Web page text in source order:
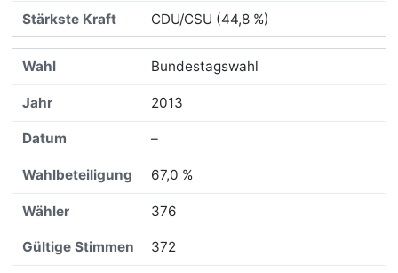
CDU/CSU (44,8 %)
Bundestagswahl
2013
–
67,0 %
376
372